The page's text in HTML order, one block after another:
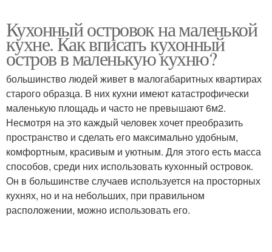
Кухонный островок на маленькой
кухне. Как вписать кухонный
остров в маленькую кухню?
большинство людей живет в малогабаритных квартирах
старого образца. В них кухни имеют катастрофически
маленькую площадь и часто не превышают 6м2.
Несмотря на это каждый человек хочет преобразить
пространство и сделать его максимально удобным,
комфортным, красивым и уютным. Для этого есть масса
способов, среди них использовать кухонный островок.
Он в большинстве случаев используется на просторных
кухнях, но и на небольших, при правильном
расположении, можно использовать его.